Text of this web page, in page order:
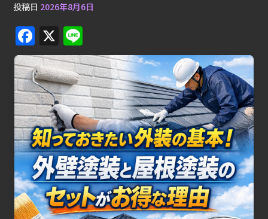
投稿日 2026年8月6日
F
a
c
e
b
o
o
k
X
n
e